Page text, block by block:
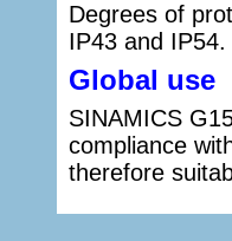
Degrees of
IP43 and IP54.
Global use
SINAMICS
compliance
therefore